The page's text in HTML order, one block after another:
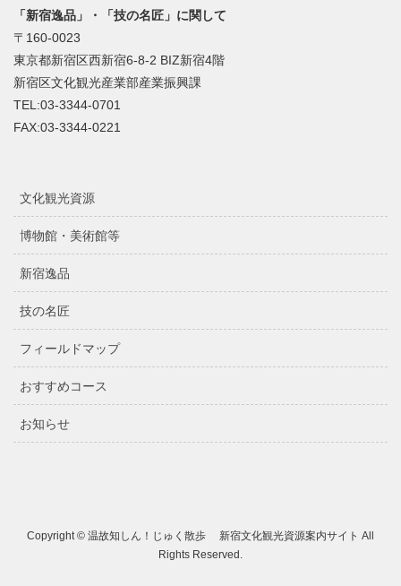
「新宿逸品」・「技の名匠」に関して
〒160-0023
東京都新宿区西新宿6-8-2 BIZ新宿4階
新宿区文化観光産業部産業振興課
TEL:03-3344-0701
FAX:03-3344-0221
文化観光資源
博物館・美術館等
新宿逸品
技の名匠
フィールドマップ
おすすめコース
お知らせ
Copyright © 温故知しん！じゅく散歩 新宿文化観光資源案内サイト All
Rights Reserved.